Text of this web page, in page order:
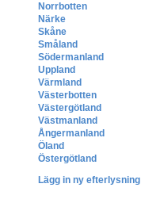
Norrbotten
Närke
Skåne
Småland
Södermanland
Uppland
Värmland
Västerbotten
Västergötland
Västmanland
Ångermanland
Öland
Östergötland
Lägg in ny efterlysning